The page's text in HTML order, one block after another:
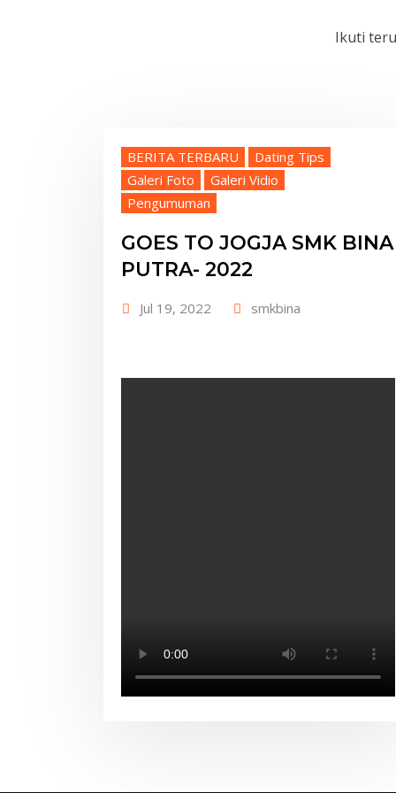
Ikuti
BERITA TERBARU
Dating Tips
Galeri Foto
Galeri Vidio
Pengumuman
GOES TO JOGJA SMK BINA
PUTRA- 2022
Jul 19, 2022 smkbina